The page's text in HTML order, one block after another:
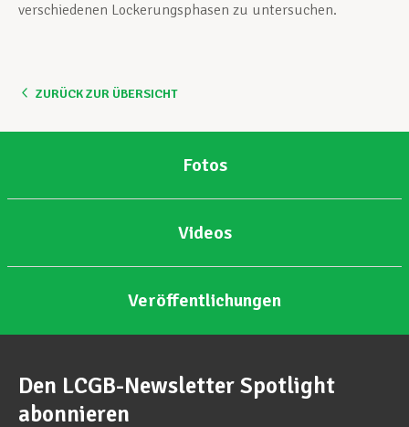
verschiedenen Lockerungsphasen zu untersuchen.
ZURÜCK ZUR ÜBERSICHT
Fotos
Videos
Veröffentlichungen
Den LCGB-Newsletter Spotlight
abonnieren